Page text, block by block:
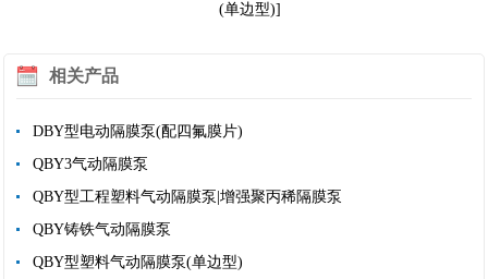
(单边型)]
相关产品
DBY型电动隔膜泵(配四氟膜片)
QBY3气动隔膜泵
QBY型工程塑料气动隔膜泵|增强聚丙稀隔膜泵
QBY铸铁气动隔膜泵
QBY型塑料气动隔膜泵(单边型)